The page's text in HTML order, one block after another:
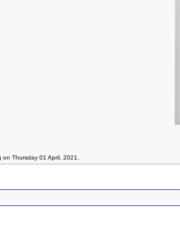
Thursday 01 April, 2021.